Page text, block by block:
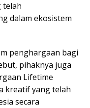
telah
dalam ekosistem
penghargaan bagi
pihaknya juga
Lifetime
kreatif yang telah
secara